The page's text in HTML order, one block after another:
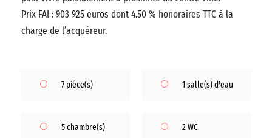
Prix FAI : 903 925 euros dont 4.50 % honoraires TTC à la
charge de l’acquéreur.
7 piéce(s)
5 chambre(s)
1 salle(s) d'eau
2 WC